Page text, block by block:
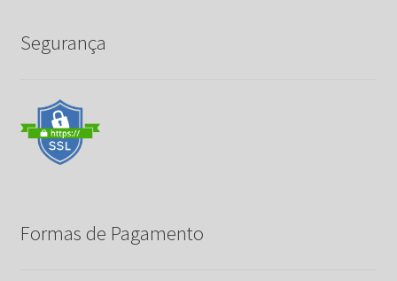
Segurança
Formas de Pagamento